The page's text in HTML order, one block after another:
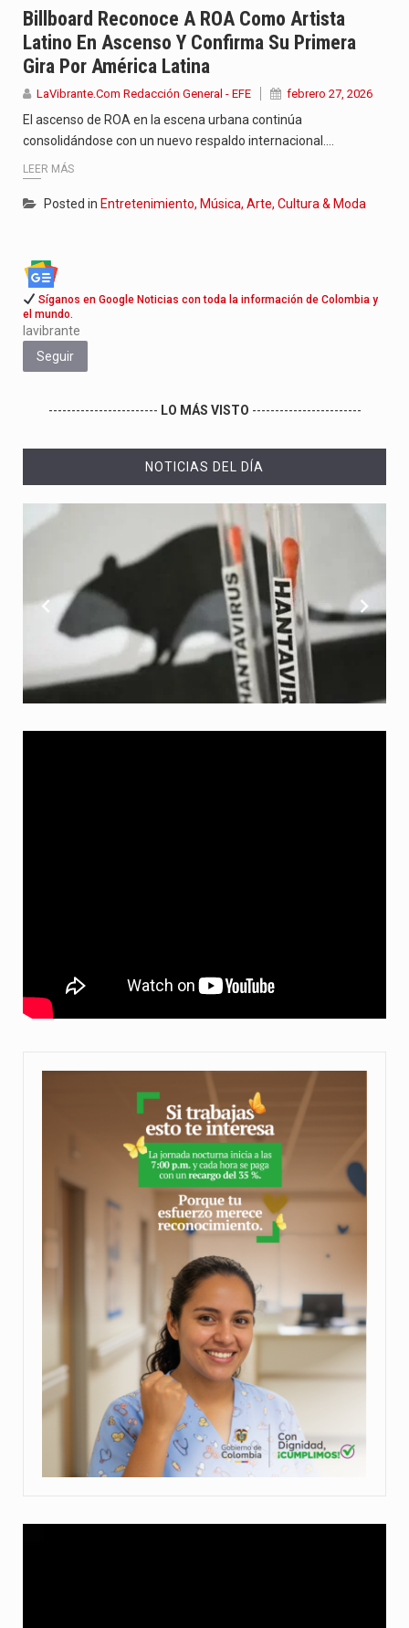
Con el inicio del gobierno de Abelardo de la Espriella,…
Abelardo de la Espriella comenzó su Gobierno con uno de…
Las autoridades sanitarias de Francia y España mantienen bajo vigilancia…
Billboard Reconoce A ROA Como Artista
Latino En Ascenso Y Confirma Su Primera
Gira Por América Latina
LaVibrante.Com Redacción General - EFE febrero 27, 2026
El ascenso de ROA en la escena urbana continúa
consolidándose con un nuevo respaldo internacional.…
LEER MÁS
Posted in Entretenimiento, Música, Arte, Cultura & Moda
Síganos en Google Noticias con toda la información de Colombia y
el mundo.
lavibrante
Seguir
------------------------ LO MÁS VISTO ------------------------
NOTICIAS DEL DÍA